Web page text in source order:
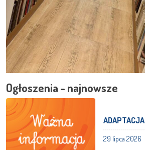
Ogłoszenia - najnowsze
ADAPTACJA
29 lipca 2026